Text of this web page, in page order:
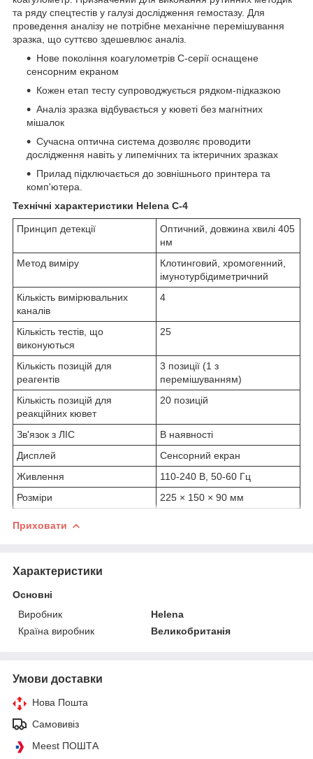
та ряду спецтестів у галузі дослідження гемостазу. Для
проведення аналізу не потрібне механічне перемішування
зразка, що суттєво здешевлює аналіз.
Нове покоління коагулометрів С-серії оснащене
сенсорним екраном
Кожен етап тесту супроводжується рядком-підказкою
Аналіз зразка відбувається у кюветі без магнітних
мішалок
Сучасна оптична система дозволяє проводити
дослідження навіть у липемічних та іктеричних зразках
Прилад підключається до зовнішнього принтера та
комп'ютера.
Технічні характеристики Helena C-4
Принцип детекції
Оптичний, довжина хвилі 405
нм
Метод виміру
Клотинговий, хромогенний,
імунотурбідиметричний
Кількість вимірювальних
каналів
4
Кількість тестів, що
виконуються
25
Кількість позицій для
реагентів
3 позиції (1 з
перемішуванням)
Кількість позицій для
реакційних кювет
20 позицій
Зв'язок з ЛІС
В наявності
Дисплей
Сенсорний екран
Живлення
110-240 В, 50-60 Гц
Розміри
225 × 150 × 90 мм
Приховати
Характеристики
Основні
Виробник
Helena
Країна виробник
Великобританія
Умови доставки
Нова Пошта
Самовивіз
Meest ПОШТА